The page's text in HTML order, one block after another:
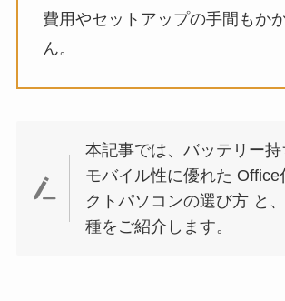
費用やセットアップの手間もか
ん。
本記事では、バッテリー持
モバイル性に優れた Office
クトパソコンの選び方 と
種をご紹介します。